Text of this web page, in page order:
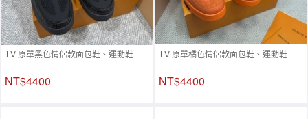
LV 原單黑色情侶款面包鞋、運動鞋
NT$4400
LV 原單橘色情侶款面包鞋、運動鞋
NT$4400